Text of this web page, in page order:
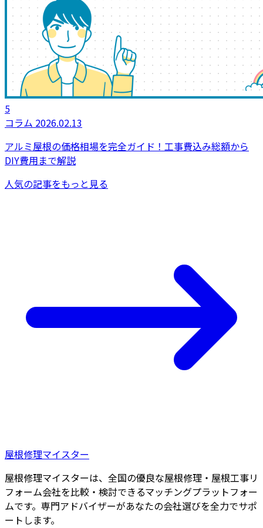
5
コラム 2026.02.13
アルミ屋根の価格相場を完全ガイド！工事費込み総額から
DIY費用まで解説
人気の記事をもっと見る
屋根修理マイスター
屋根修理マイスターは、全国の優良な屋根修理・屋根工事リ
フォーム会社を比較・検討できるマッチングプラットフォー
ムです。専門アドバイザーがあなたの会社選びを全力でサポ
ートします。